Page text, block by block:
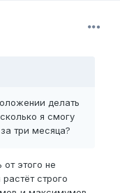
делать
я смогу
три месяца?
этого не
строго